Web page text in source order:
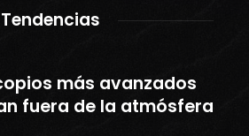
Tendencias
más avanzados
fuera de la atmósfera